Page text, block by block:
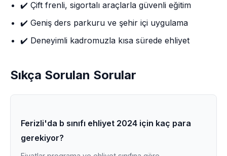
✔️ Çift frenli, sigortalı araçlarla güvenli eğitim
✔️ Geniş ders parkuru ve şehir içi uygulama
✔️ Deneyimli kadromuzla kısa sürede ehliyet
Sıkça Sorulan Sorular
Ferizli'da b sınıfı ehliyet 2024 için kaç para
gerekiyor?